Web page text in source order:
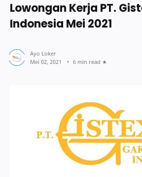
Lowongan Kerja PT.
Indonesia Mei 2021
6 min read